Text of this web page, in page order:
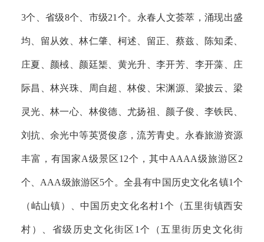
3个、省级8个、市级21个。永春人文荟萃，涌现出盛
均、留从效、林仁肇、柯述、留正、蔡兹、陈知柔、
庄夏、颜棫、颜廷榘、黄光升、李开芳、李开藻、庄
际昌、林兴珠、周自超、林俊、宋渊源、梁披云、梁
灵光、林一心、林俊德、尤扬祖、颜子俊、李铁民、
刘抗、余光中等英贤俊彦，流芳青史。永春旅游资源
丰富，有国家A级景区12个，其中AAAA级旅游区2
个、AAA级旅游区5个。全县有中国历史文化名镇1个
（岵山镇）、中国历史文化名村1个（五里街镇西安
村）、省级历史文化街区1个（五里街历史文化街